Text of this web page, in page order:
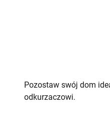
Pozostaw swój dom
odkurzaczowi.